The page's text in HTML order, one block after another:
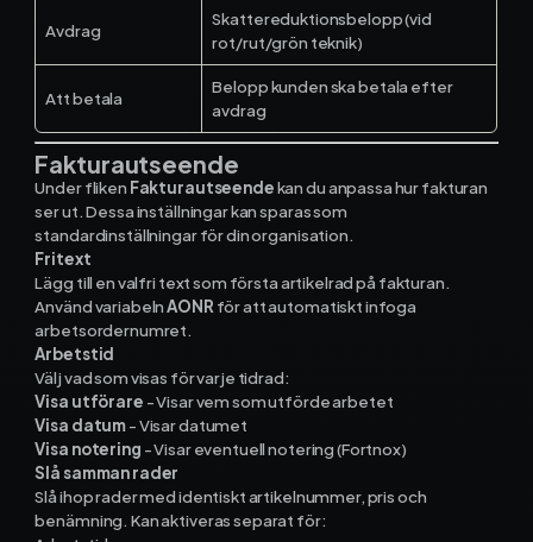
Avdrag
Skattereduktionsbelopp (vid
rot/rut/grön teknik)
Att betala
Belopp kunden ska betala efter
avdrag
Fakturautseende
Under fliken Fakturautseendekan du anpassa hur fakturan
ser ut. Dessa inställningar kan sparas som
standardinställningar för din organisation.
Fritext
Lägg till en valfri text som första artikelrad på fakturan.
Använd variabelnAONR för att automatiskt infoga
arbetsordernumret.
Arbetstid
Välj vad som visas för varje tidrad:
Visa utförare - Visar vem som utförde arbetet
Visa datum- Visar datumet
Visa notering - Visar eventuell notering (Fortnox)
Slå samman rader
Slå ihop rader med identiskt artikelnummer, pris och
benämning. Kan aktiveras separat för: